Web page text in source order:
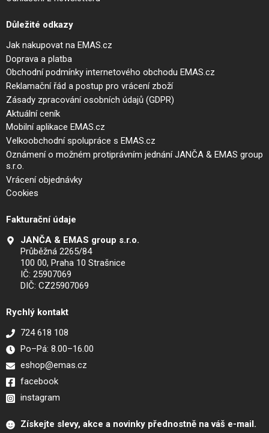
Důležité odkazy
Jak nakupovat na EMAS.cz
Doprava a platba
Obchodní podmínky internetového obchodu EMAS.cz
Reklamační řád a postup pro vrácení zboží
Zásady zpracování osobních údajů (GDPR)
Aktuální ceník
Mobilní aplikace EMAS.cz
Velkoobchodní spolupráce s EMAS.cz
Oznámení o možném protiprávním jednání JANČA & EMAS group
s.r.o.
Vrácení objednávky
Cookies
Fakturační údaje
JANČA & EMAS group s.r.o.
Průběžná 2265/84
100 00, Praha 10 Strašnice
IČ: 25907069
DIČ: CZ25907069
Rychlý kontakt
724 618 108
Po–Pá: 8.00–16.00
eshop@emas.cz
facebook
instagram
Získejte slevy, akce a novinky přednostně na váš e-mail.